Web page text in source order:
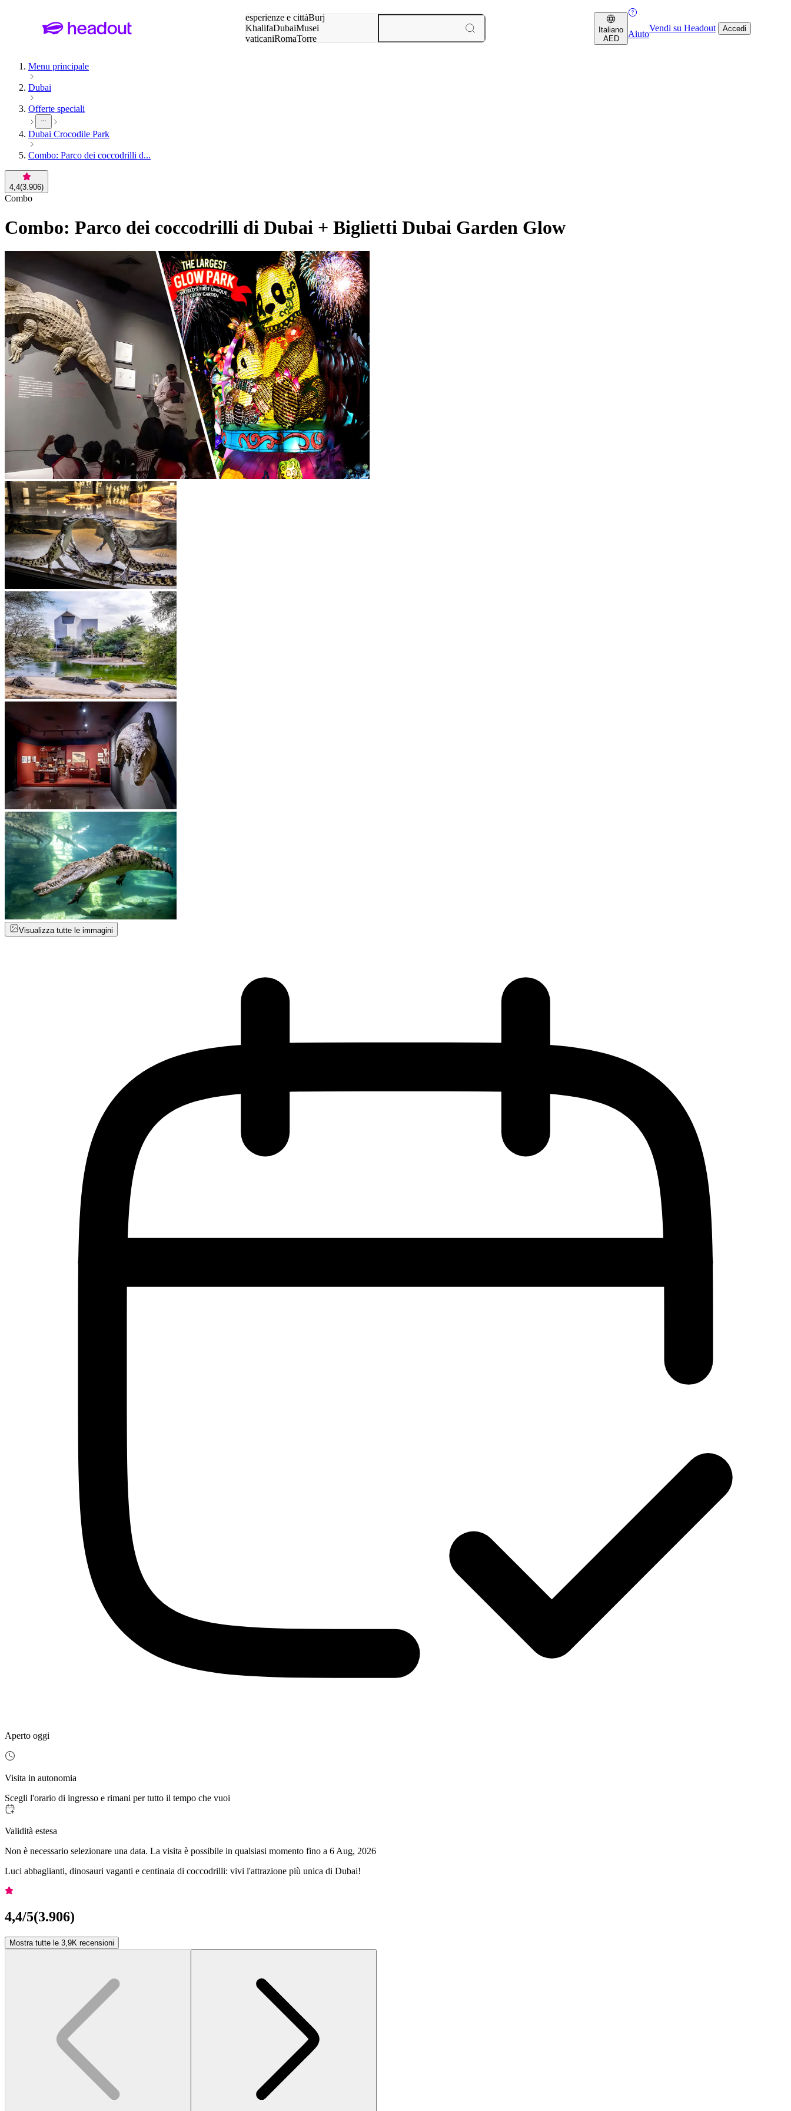
esperienze e cittàBurj
KhalifaDubaiMusei
vaticaniRomaTorre
Italiano
AED
Aiuto
Vendi su Headout Accedi
Menu principale
Dubai
Offerte speciali
Dubai Crocodile Park
Combo: Parco dei coccodrilli d...
4,4(3.906)
Combo
Combo: Parco dei coccodrilli di Dubai + Biglietti Dubai Garden Glow
Visualizza tutte le immagini
Aperto oggi
Visita in autonomia
Scegli l'orario di ingresso e rimani per tutto il tempo che vuoi
Validità estesa
Non è necessario selezionare una data. La visita è possibile in qualsiasi momento fino a 6 Aug, 2026
Luci abbaglianti, dinosauri vaganti e centinaia di coccodrilli: vivi l'attrazione più unica di Dubai!
4,4/5(3.906)
Mostra tutte le 3,9K recensioni